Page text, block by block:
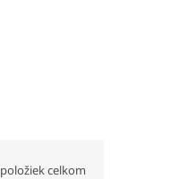
položiek celkom